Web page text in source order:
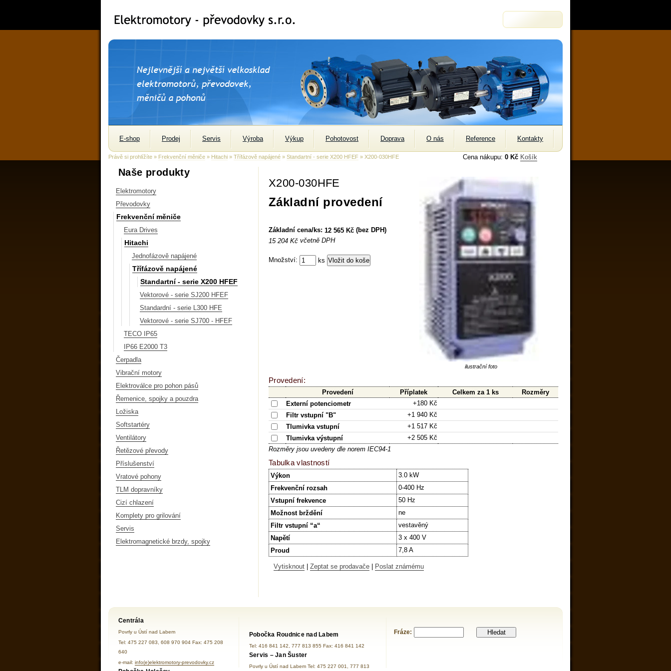
E-shop Prodej Servis Výroba Výkup Pohotovost Doprava O nás Reference Kontakty
Cena nákupu: 0 Kč Košík
Právě si prohlížíte » Frekvenční měniče » Hitachi » Třífázově napájené » Standartní - serie X200 HFEF » X200-030HFE
Naše produkty
Elektromotory
Převodovky
Frekvenční měniče
Eura Drives
Hitachi
Jednofázově napájené
Třífázově napájené
Standartní - serie X200 HFEF
Vektorové - serie SJ200 HFEF
Standardní - serie L300 HFE
Vektorové - serie SJ700 - HFEF
TECO IP65
IP66 E2000 T3
Čerpadla
Vibrační motory
Elektroválce pro pohon pásů
Řemenice, spojky a pouzdra
Ložiska
Softstartéry
Ventilátory
Řetězové převody
Příslušenství
Vratové pohony
TLM dopravníky
Cizí chlazení
Komplety pro grilování
Servis
Elektromagnetické brzdy, spojky
X200-030HFE
Základní provedení
Základní cena/ks: 12 565 Kč (bez DPH)
15 204 Kč včetně DPH
Množství: ks
ilustrační foto
Provedení:
Provedení Příplatek Celkem za 1 ks
Rozměry
Externí potenciometr
+180 Kč
Filtr vstupní "B"
+1 940 Kč
Tlumivka vstupní
+1 517 Kč
Tlumivka výstupní
+2 505 Kč
Rozměry jsou uvedeny dle norem IEC94-1
Tabulka vlastností
Výkon
3.0 kW
Frekvenční rozsah
0-400 Hz
Vstupní frekvence
50 Hz
Možnost brždění
ne
Filtr vstupní “a“
vestavěný
Napětí
3 x 400 V
Proud
7,8 A
Vytisknout Zeptat se prodavače Poslat známému
Centrála
Povrly u Ústí nad Labem
Tel: 475 227 083, 608 970 904 Fax: 475 208
640
e-mail: info(e)elektromotory-prevodovky.cz
Pobočka Roudnice nad Labem
Tel: 416 841 142, 777 813 855 Fax: 416 841 142
Servis – Jan Šuster
Povrly u Ústí nad Labem Tel: 475 227 001, 777 813
Fráze: Hledat